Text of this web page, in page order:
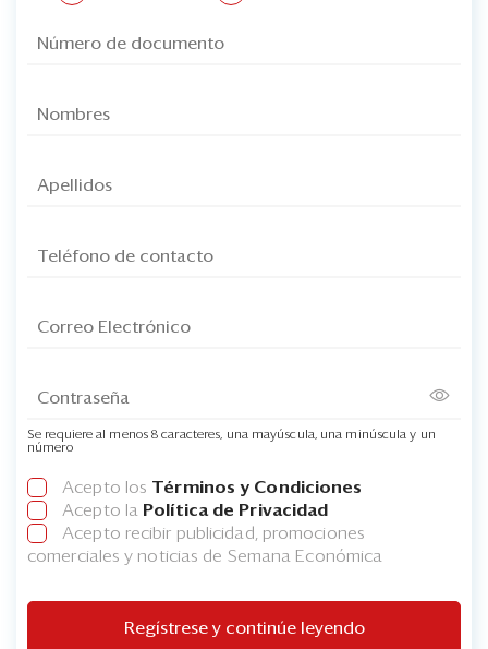
Se requiere al menos 8 caracteres, una mayúscula, una minúscula y un
número
Acepto los Términos y Condiciones
Acepto la Política de Privacidad
Acepto recibir publicidad, promociones
comerciales y noticias de Semana Económica
Regístrese y continúe leyendo